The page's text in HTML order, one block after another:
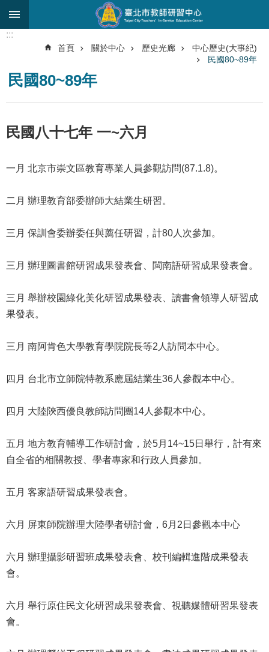
跳到主要內容區塊
尋
關
中
研
展
研
修
教
諮
輔
持
務
學
資
政
資
開
案
件
:::
首頁 關於中心 歷史光廊
中心歷史(大事紀)
民國80~89年
民國80~89年
民國八十七年 一~六月
一月 北京市崇文區教育專業人員參觀訪問(87.1.8)。
二月 辦理教育部委辦師大結業生研習。
三月 保訓會委辦委任與薦任研習，計80人次參加。
三月 辦理圖書館研習成果發表會、閩南語研習成果發表會。
三月 舉辦校園綠化美化研習成果發表、讀書會領導人研習成
果發表。
三月 南阿肯色大學教育學院院長等2人訪問本中心。
四月 台北市立師院特教系應屆結業生36人參觀本中心。
四月 大陸陝西優良教師訪問團14人參觀本中心。
五月 地方教育輔導工作研討會，於5月14~15日舉行，計有來
自全省的相關教授、學者專家和行政人員參加。
五月 客家語研習成果發表會。
六月 屏東師院辦理大陸學者研討會，6月2日參觀本中心
六月 辦理攝影研習班成果發表會、校刊編輯進階成果發表
會。
六月 舉行原住民文化研習成果發表會、視聽媒體研習果發表
會。